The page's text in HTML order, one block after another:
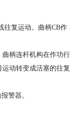
往复运动。曲柄CB作
柄连杆机构在作功行
动转变成活塞的往复
警器。